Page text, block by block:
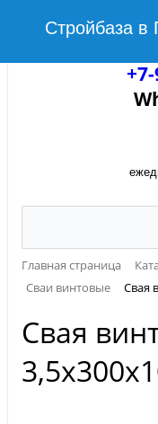
Стройбаза
Главная страница
Сваи винтовые
Свая
Свая